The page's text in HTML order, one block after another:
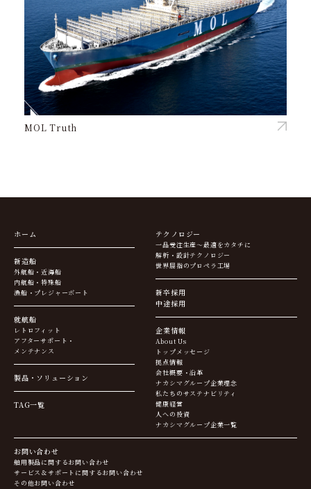
MOL Truth
ホーム
新造船
外航船・近海船
内航船・特殊船
漁船・プレジャーボート
就航船
レトロフィット
アフターサポート・
メンテナンス
製品・ソリューション
TAG一覧
テクノロジー
一品受注生産～最適をカタチに
解析・設計テクノロジー
世界屈指のプロペラ工場
新卒採用
中途採用
企業情報
About Us
トップメッセージ
拠点情報
会社概要・沿革
ナカシマグループ企業理念
私たちのサステナビリティ
健康経営
人への投資
ナカシマグループ企業一覧
お問い合わせ
舶用製品に関するお問い合わせ
サービス＆サポートに関するお問い合わせ
その他お問い合わせ